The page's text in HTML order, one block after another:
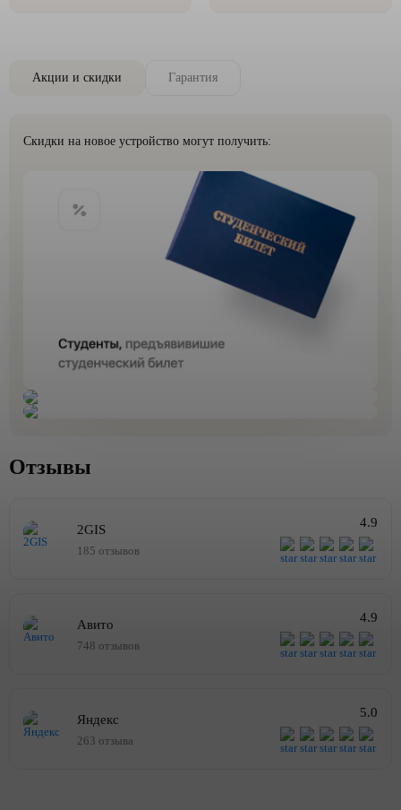
Акции и скидки Гарантия
Скидки на новое устройство могут получить:
Отзывы
2GIS
185 отзывов
4.9
Авито
748 отзывов
4.9
Яндекс
263 отзыва
5.0